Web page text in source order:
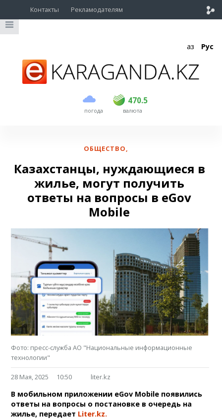
Контакты Рекламодателям
Қаз Рус
погода
470.5
USD 468.5 470.5
EUR валюта
ОБЩЕСТВО,
Казахстанцы, нуждающиеся в
жилье, могут получить
ответы на вопросы в eGov
Mobile
Фото: пресс-служба АО "Национальные информационные
технологии"
28 Мая, 2025 10:50 liter.kz
В мобильном приложении eGov Mobile появились
ответы на вопросы о постановке в очередь на
жилье, передает Liter.kz.